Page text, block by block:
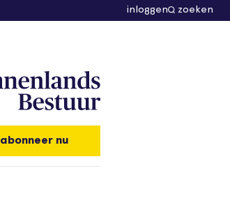
inloggen zoeken
abonneer nu